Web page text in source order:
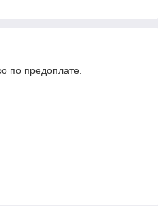
по предоплате.